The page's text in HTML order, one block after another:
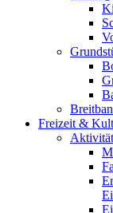
Freizeit &